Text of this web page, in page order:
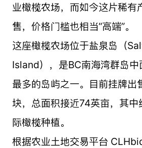
业橄榄农场，而如今这片稀有
售，价格门槛也相当“高端”。
这座橄榄农场位于盐泉岛（
Island），是BC南海湾群岛
最多的岛屿之一。目前挂牌出
块，总面积接近74英亩，其
际橄榄种植。
根据农业土地交易平台